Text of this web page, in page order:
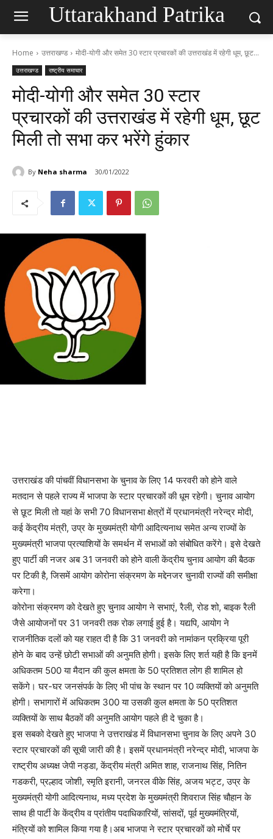
Uttarakhand Patrika
Home उत्तराखण्ड मोदी-योगी और समेत 30 स्टार प्रचारकों की उत्तराखंड में रहेगी धूम, छूट...
उत्तराखण्ड राष्ट्रीय समाचार
मोदी-योगी और समेत 30 स्टार
प्रचारकों की उत्तराखंड में रहेगी धूम, छूट
मिली तो सभा कर भरेंगे हुंकार
By Neha sharma 30/01/2022
उत्तराखंड की पांचवीं विधानसभा के चुनाव के लिए 14 फरवरी को होने वाले
मतदान से पहले राज्य में भाजपा के स्टार प्रचारकों की धूम रहेगी। चुनाव आयोग
से छूट मिली तो यहां के सभी 70 विधानसभा क्षेत्रों में प्रधानमंत्री नरेन्द्र मोदी,
कई केंद्रीय मंत्री, उप्र के मुख्यमंत्री योगी आदित्यनाथ समेत अन्य राज्यों के
मुख्यमंत्री भाजपा प्रत्याशियों के समर्थन में सभाओं को संबोधित करेंगे। इसे देखते
हुए पार्टी की नजर अब 31 जनवरी को होने वाली केंद्रीय चुनाव आयोग की बैठक
पर टिकी है, जिसमें आयोग कोरोना संक्रमण के मद्देनजर चुनावी राज्यों की समीक्षा
करेगा।
कोरोना संक्रमण को देखते हुए चुनाव आयोग ने सभाएं, रैली, रोड शो, बाइक रैली
जैसे आयोजनों पर 31 जनवरी तक रोक लगाई हुई है। यद्यपि, आयोग ने
राजनीतिक दलों को यह राहत दी है कि 31 जनवरी को नामांकन प्रक्रिया पूरी
होने के बाद उन्हें छोटी सभाओं की अनुमति होगी। इसके लिए शर्त यही है कि इनमें
अधिकतम 500 या मैदान की कुल क्षमता के 50 प्रतिशत लोग ही शामिल हो
सकेंगे। घर-घर जनसंपर्क के लिए भी पांच के स्थान पर 10 व्यक्तियों को अनुमति
होगी। सभागारों में अधिकतम 300 या उसकी कुल क्षमता के 50 प्रतिशत
व्यक्तियों के साथ बैठकों की अनुमति आयोग पहले ही दे चुका है।
इस सबको देखते हुए भाजपा ने उत्तराखंड में विधानसभा चुनाव के लिए अपने 30
स्टार प्रचारकों की सूची जारी की है। इसमें प्रधानमंत्री नरेन्द्र मोदी, भाजपा के
राष्ट्रीय अध्यक्ष जेपी नड्डा, केंद्रीय मंत्री अमित शाह, राजनाथ सिंह, नितिन
गडकरी, प्रल्हाद जोशी, स्मृति इरानी, जनरल वीके सिंह, अजय भट्ट, उप्र के
मुख्यमंत्री योगी आदित्यनाथ, मध्य प्रदेश के मुख्यमंत्री शिवराज सिंह चौहान के
साथ ही पार्टी के केंद्रीय व प्रांतीय पदाधिकारियों, सांसदों, पूर्व मुख्यमंत्रियों,
मंत्रियों को शामिल किया गया है।अब भाजपा ने स्टार प्रचारकों को मोर्चे पर